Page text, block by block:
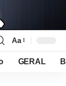
Font
Resizer
Aa
GERAL